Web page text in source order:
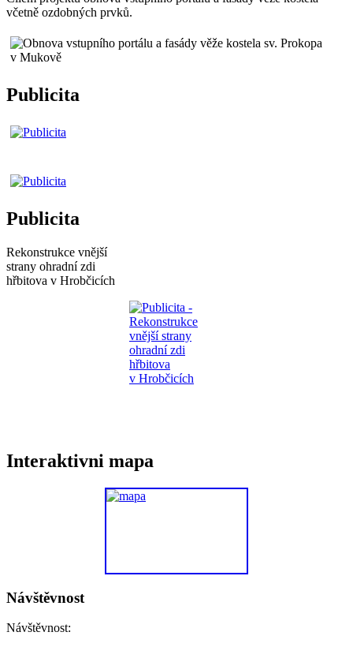
včetně ozdobných prvků.
Publicita
Publicita
Rekonstrukce vnější
strany ohradní zdi
hřbitova v Hrobčicích
Interaktivni mapa
Návštěvnost
Návštěvnost: